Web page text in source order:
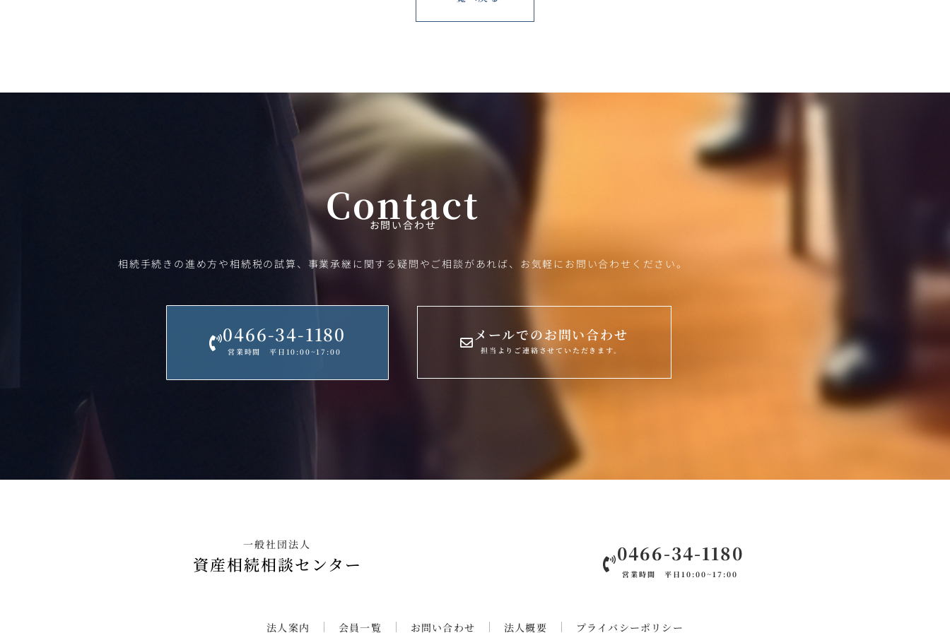
Contact
お問い合わせ
相続手続きの進め方や相続税の試算、事業承継に関する疑問やご相談があれば、お気軽にお問い合わせください。
0466-34-1180
営業時間 平日10:00~17:00
メールでのお問い合わせ
担当よりご連絡させていただきます。
一般社団法人
資産相続相談センター 0466-34-1180
営業時間 平日10:00~17:00
法人案内 会員一覧 お問い合わせ 法人概要 プライバシーポリシー